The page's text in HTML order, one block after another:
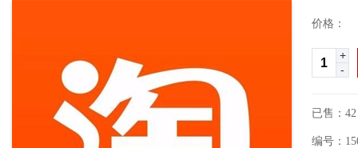
价格：
+
-
已售：42
编号：